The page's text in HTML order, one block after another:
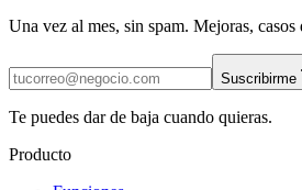
Una vez al mes, sin spam. Mejoras, casos
Suscribirme
Te puedes dar de baja cuando quieras.
Producto